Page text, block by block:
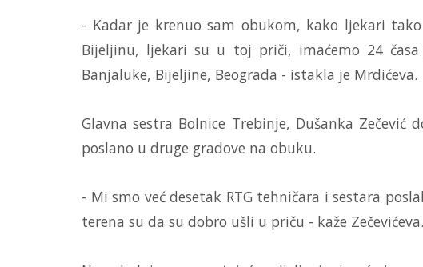
- Kadar je krenuo sam obukom, kako ljekari
Bijeljinu, ljekari su u toj priči, imaćemo 24
Banjaluke, Bijeljine, Beograda - istakla je Mrdićeva.
Glavna sestra Bolnice Trebinje, Dušanka Zečević
poslano u druge gradove na obuku.
- Mi smo već desetak RTG tehničara i sestara
terena su da su dobro ušli u priču - kaže Zečevićeva.